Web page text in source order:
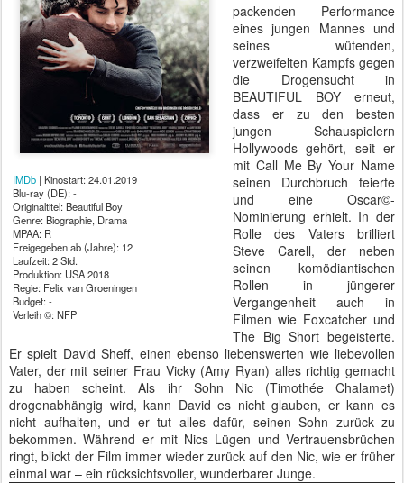
IMDb | Kinostart: 24.01.2019
Blu-ray (DE): -
Originaltitel: Beautiful Boy
Genre: Biographie, Drama
MPAA: R
Freigegeben ab (Jahre): 12
Laufzeit: 2 Std.
Produktion: USA 2018
Regie: Felix van Groeningen
Budget: -
Verleih ©: NFP
packenden Performance
eines jungen Mannes und
seines wütenden,
verzweifelten Kampfs gegen
die Drogensucht in
BEAUTIFUL BOY erneut,
dass er zu den besten
jungen Schauspielern
Hollywoods gehört, seit er
mit Call Me By Your Name
seinen Durchbruch feierte
und eine Oscar©-
Nominierung erhielt. In der
Rolle des Vaters brilliert
Steve Carell, der neben
seinen komödiantischen
Rollen in jüngerer
Vergangenheit auch in
Filmen wie Foxcatcher und
The Big Short begeisterte.
Er spielt David Sheff, einen ebenso liebenswerten wie liebevollen
Vater, der mit seiner Frau Vicky (Amy Ryan) alles richtig gemacht
zu haben scheint. Als ihr Sohn Nic (Timothée Chalamet)
drogenabhängig wird, kann David es nicht glauben, er kann es
nicht aufhalten, und er tut alles dafür, seinen Sohn zurück zu
bekommen. Während er mit Nics Lügen und Vertrauensbrüchen
ringt, blickt der Film immer wieder zurück auf den Nic, wie er früher
einmal war – ein rücksichtsvoller, wunderbarer Junge.